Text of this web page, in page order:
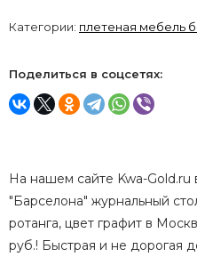
Категории: плетеная мебель
Поделиться в соцсетях:
На нашем сайте Kwa-Gold.ru
"Барселона" журнальный
ротанга, цвет графит в
руб.! Быстрая и не дорогая